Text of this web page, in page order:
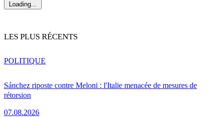
Loading...
LES PLUS RÉCENTS
Sánchez riposte contre Meloni : l'Italie menacée de mesures de
rétorsion
07.08.2026
POLITIQUE